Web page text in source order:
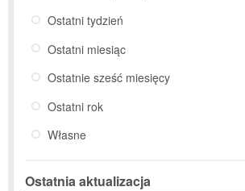
Ostatni tydzień
Ostatni miesiąc
Ostatnie sześć miesięcy
Ostatni rok
Własne
Ostatnia aktualizacja